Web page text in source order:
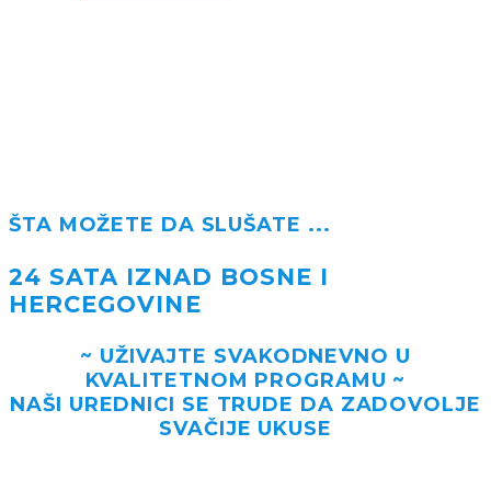
ŠTA MOŽETE DA SLUŠATE ...
24 SATA IZNAD BOSNE I
HERCEGOVINE
~ UŽIVAJTE SVAKODNEVNO U
KVALITETNOM PROGRAMU ~
NAŠI UREDNICI SE TRUDE DA ZADOVOLJE
SVAČIJE UKUSE